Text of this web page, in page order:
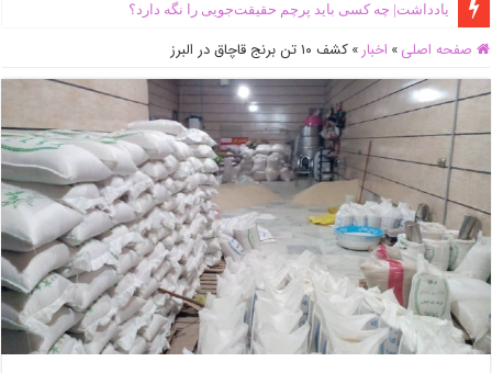
یادداشت| ‌چه کسی باید پرچم حقیقت‌جویی را نگه دارد؟
صفحه اصلی » اخبار » کشف ۱۰ تن برنج قاچاق در البرز